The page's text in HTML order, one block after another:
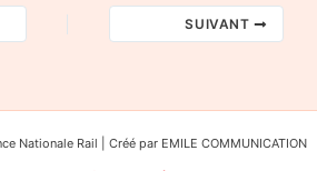
SUIVANT
Nationale Rail | Créé par EMILE COMMUNICATION